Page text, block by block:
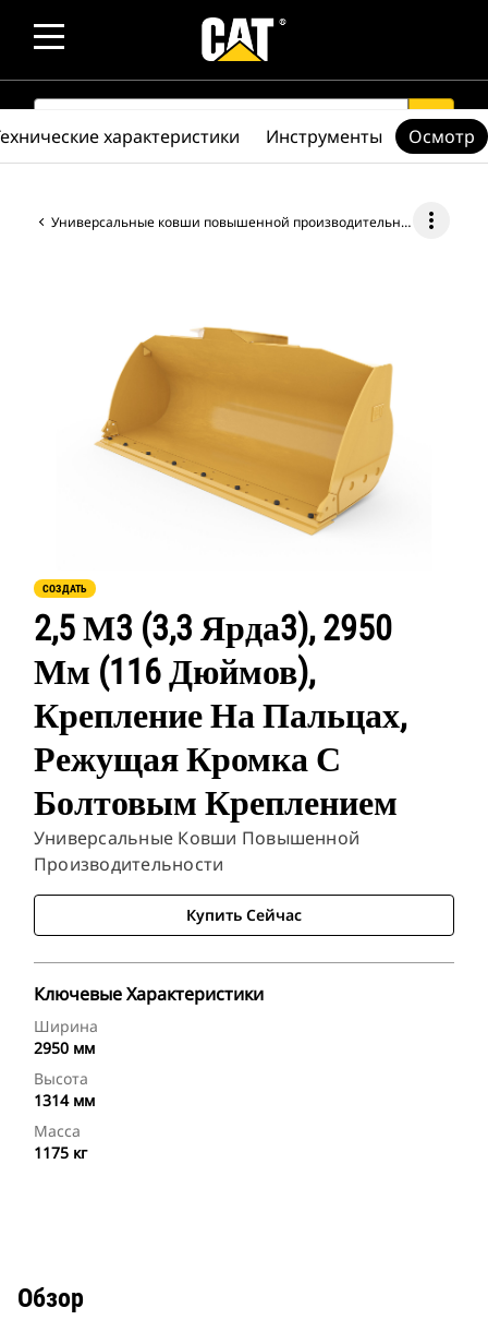
SEARCH search
Универсальные ковши повышенной производительности more_vert
СОЗДАТЬ
2,5 М3 (3,3 Ярда3), 2950
Мм (116 Дюймов),
Крепление На Пальцах,
Режущая Кромка С
Болтовым Креплением
Универсальные Ковши Повышенной
Производительности
Купить Сейчас
Ключевые Характеристики
Ширина
2950 мм
Высота
1314 мм
Масса
1175 кг
характеристики Инструменты Осмотр
Обзор